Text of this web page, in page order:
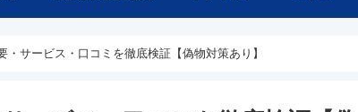
・サービス・口コミを徹底検証【偽物対策あり】